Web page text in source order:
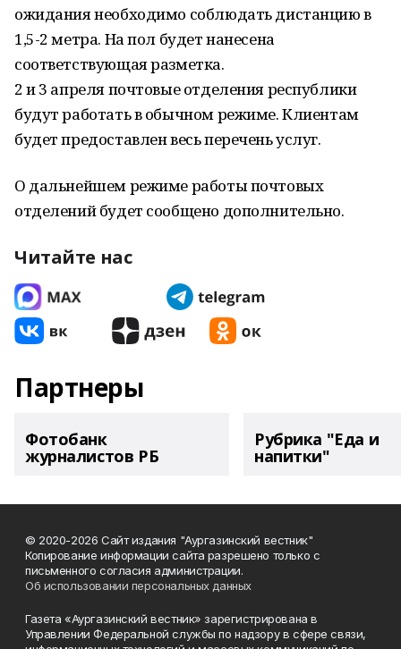
ожидания необходимо соблюдать дистанцию в
1,5-2 метра. На пол будет нанесена
соответствующая разметка.
2 и 3 апреля почтовые отделения республики
будут работать в обычном режиме. Клиентам
будет предоставлен весь перечень услуг.
О дальнейшем режиме работы почтовых
отделений будет сообщено дополнительно.
Читайте нас
Партнеры
Фотобанк
журналистов РБ
Рубрика "Еда и
напитки"
© 2020-2026 Сайт издания "Аургазинский вестник"
Копирование информации сайта разрешено только с
письменного согласия администрации.
Об использовании персональных данных
Газета «Аургазинский вестник» зарегистрирована в
Управлении Федеральной службы по надзору в сфере связи,